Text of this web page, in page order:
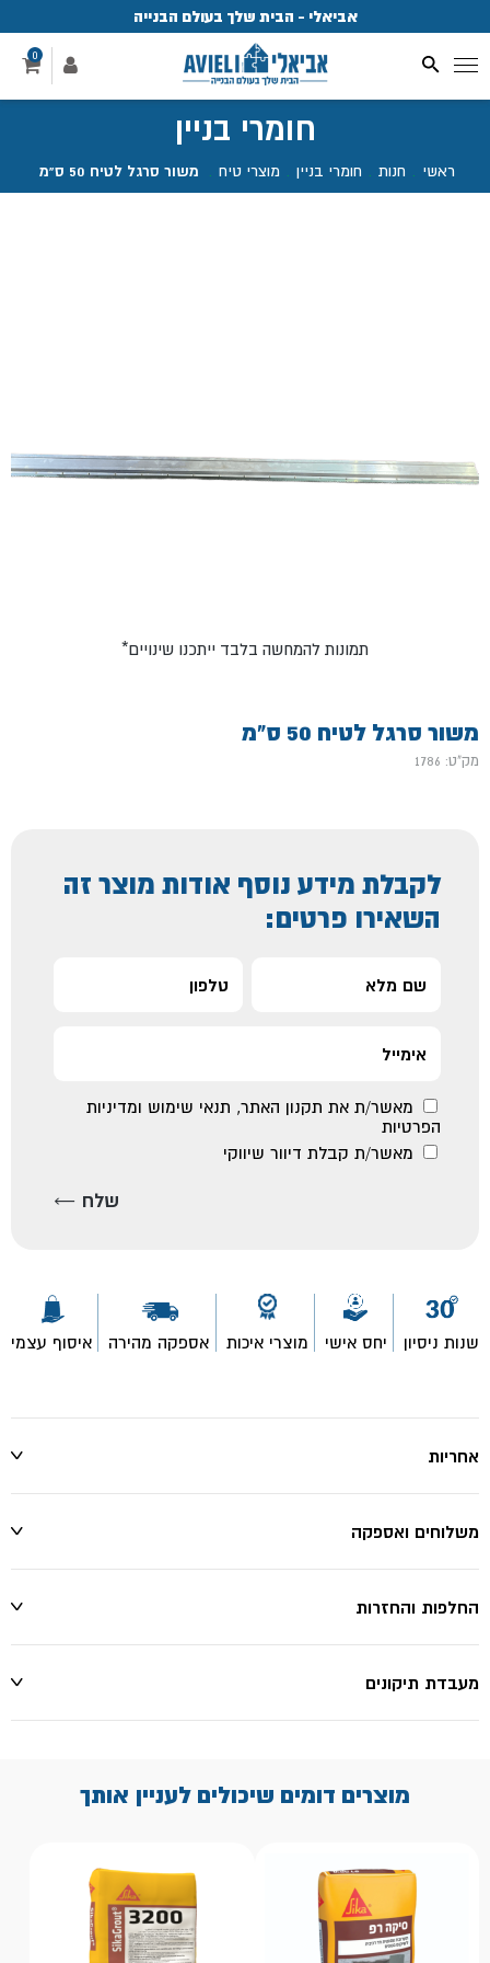
אביאלי - הבית שלך בעולם הבנייה
0
חומרי בניין
ראשי חנות חומרי בניין מוצרי טיח משור סרגל לטיח 50 ס"מ
משור סרגל לטיח 50 ס"מ
מק"ט: 1786
לקבלת מידע נוסף אודות מוצר זה
השאירו פרטים:
מאשר/ת את תקנון האתר, תנאי שימוש ומדיניות
הפרטיות
מאשר/ת קבלת דיוור שיווקי
שנות ניסיון יחס אישי מוצרי איכות אספקה מהירה איסוף עצמי
אחריות
משלוחים ואספקה
החלפות והחזרות
מעבדת תיקונים
*תמונות להמחשה בלבד ייתכנו שינויים
מוצרים דומים שיכולים לעניין אותך